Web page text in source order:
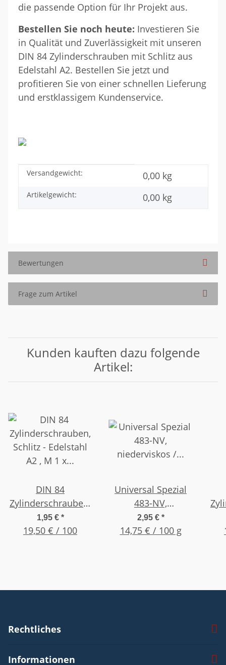
die passende Option für Ihr Projekt aus.
Bestellen Sie noch heute: Investieren Sie
in Qualität und Zuverlässigkeit mit unseren
DIN 84 Zylinderschrauben mit Schlitz aus
Edelstahl A2. Bestellen Sie jetzt und
profitieren Sie von einer schnellen Lieferung
und erstklassigem Kundenservice.
Produkteigenschaft
Wert
Versandgewicht: 0,00 kg
Artikelgewicht: 0,00 kg
Bewertungen
Frage zum Artikel
Kunden kauften dazu folgende
Artikel:
DIN 84
Zylinderschrauben,
Schlitz - Edelstahl
A2 , M 1 x 6 , (10
1,95 € *
19,50 € / 100
Universal Spezial
483-NV,
niederviskos /
dünnflüssig 20g
2,95 € *
14,75 € / 100 g
Rechtliches
Informationen